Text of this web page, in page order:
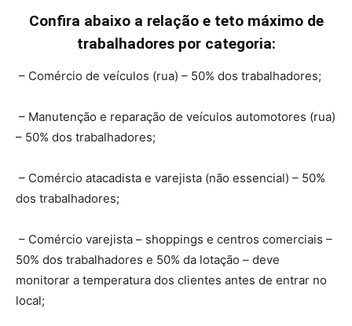
Confira abaixo a relação e teto máximo de
trabalhadores por categoria:
– Comércio de veículos (rua) – 50% dos trabalhadores;
– Manutenção e reparação de veículos automotores (rua)
– 50% dos trabalhadores;
– Comércio atacadista e varejista (não essencial) – 50%
dos trabalhadores;
– Comércio varejista – shoppings e centros comerciais –
50% dos trabalhadores e 50% da lotação – deve
monitorar a temperatura dos clientes antes de entrar no
local;